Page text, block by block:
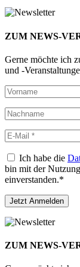
ZUM NEWS-
Gerne möchte ich
und -
Ich habe die
bin mit der
einverstanden.*
ZUM NEWS-